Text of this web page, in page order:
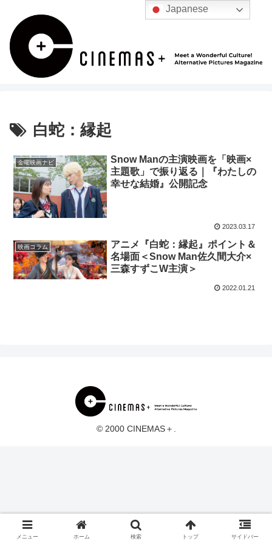
白蛇：縁起
金曜映画ナビ
Snow Manの主演映画を「映画×
主題歌」で振り返る｜『わたしの
幸せな結婚』公開記念
2023.03.17
映画コラム
アニメ『白蛇：縁起』ポイント＆
名場面＜Snow Man佐久間大介×
三森すずこW主演＞
2022.01.21
© 2000 CINEMAS＋.
メニュー ホーム 検索 トップ サイドバー
Japanese